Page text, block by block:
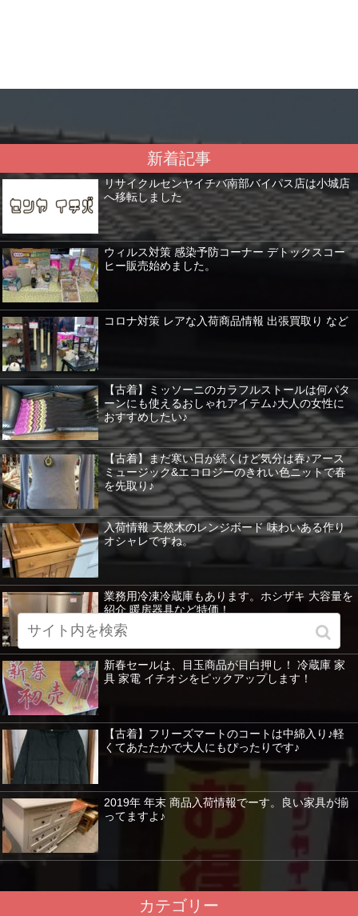
新着記事
リサイクルセンヤイチバ南部バイパス店は小城店
へ移転しました
ウィルス対策 感染予防コーナー デトックスコー
ヒー販売始めました。
コロナ対策 レアな入荷商品情報 出張買取り など
【古着】ミッソーニのカラフルストールは何パタ
ーンにも使えるおしゃれアイテム♪大人の女性に
おすすめしたい♪
【古着】まだ寒い日が続くけど気分は春♪アース
ミュージック&エコロジーのきれい色ニットで春
を先取り♪
入荷情報 天然木のレンジボード 味わいある作り
オシャレですね。
業務用冷凍冷蔵庫もあります。ホシザキ 大容量を
紹介 暖房器具など特価！
新春セールは、目玉商品が目白押し！ 冷蔵庫 家
具 家電 イチオシをピックアップします！
【古着】フリーズマートのコートは中綿入り♪軽
くてあたたかで大人にもぴったりです♪
2019年 年末 商品入荷情報でーす。良い家具が揃
ってますよ♪
カテゴリー